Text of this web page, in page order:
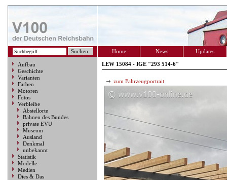
Home News Updates
Aufbau
Geschichte
Varianten
Farben
Motoren
Fotos
Verbleibe
Abstellorte
Bahnen des Bundes
private EVU
Museum
Ausland
Denkmal
unbekannt
Statistik
Modelle
Medien
Dies & Das
LEW 15084 - IGE "293 514-6"
zum Fahrzeugportrait